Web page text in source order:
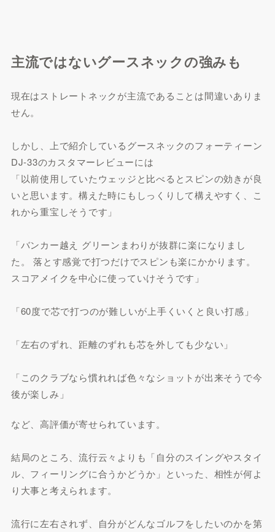
主流ではないグースネックの強みも
現在はストレートネックが主流であることは間違いありま
せん。
しかし、上で紹介しているグースネックのフォーティーン
DJ-33のカスタマーレビューには
「以前使用していたウェッジと比べるとスピンの効きが良
いと思います。構えた時にもしっくりして構えやすく、こ
れから重宝しそうです」
「バンカー越え グリーンまわりが抜群に楽になりまし
た。 落とす感覚で打つだけでスピンも楽にかかります。
スコアメイクを中心に使っていけそうです」
「60度で芯で打つのが難しいが上手くいくと良い打感」
「左右のずれ、距離のずれも芯を外しても少ない」
「このクラブなら慣れれば色々なショットが出来そうで今
後が楽しみ」
など、高評価が寄せられています。
結局のところ、流行云々よりも「自分のスイングやスタイ
ル、フィーリングに合うかどうか」といった、相性が何よ
り大事と考えられます。
流行に左右されず、自分がどんなゴルフをしたいのかを第